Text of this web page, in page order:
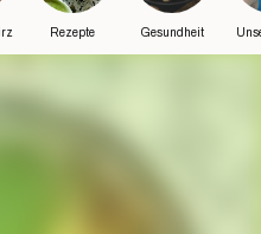
Rezepte Gesundheit